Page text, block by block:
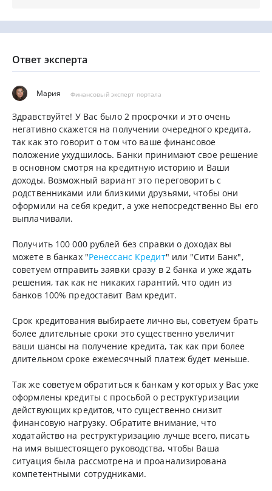
Ответ эксперта
Мария Финансовый эксперт портала
Здравствуйте! У Вас было 2 просрочки и это очень
негативно скажется на получении очередного кредита,
так как это говорит о том что ваше финансовое
положение ухудшилось. Банки принимают свое решение
в основном смотря на кредитную историю и Ваши
доходы. Возможный вариант это переговорить с
родственниками или близкими друзьями, чтобы они
оформили на себя кредит, а уже непосредственно Вы его
выплачивали.
Получить 100 000 рублей без справки о доходах вы
можете в банках "Ренессанс Кредит" или "Сити Банк",
советуем отправить заявки сразу в 2 банка и уже ждать
решения, так как не никаких гарантий, что один из
банков 100% предоставит Вам кредит.
Срок кредитования выбираете лично вы, советуем брать
более длительные сроки это существенно увеличит
ваши шансы на получение кредита, так как при более
длительном сроке ежемесячный платеж будет меньше.
Так же советуем обратиться к банкам у которых у Вас уже
оформлены кредиты с просьбой о реструктуризации
действующих кредитов, что существенно снизит
финансовую нагрузку. Обратите внимание, что
ходатайство на реструктуризацию лучше всего, писать
на имя вышестоящего руководства, чтобы Ваша
ситуация была рассмотрена и проанализирована
компетентными сотрудниками.